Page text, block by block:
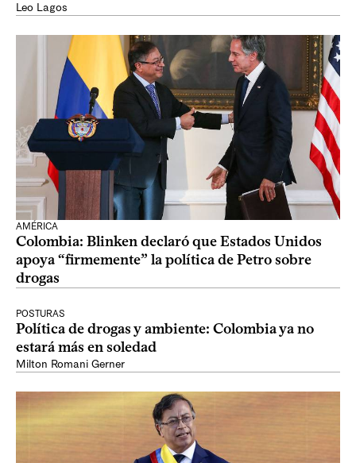
Leo Lagos
AMÉRICA
Colombia: Blinken declaró que Estados Unidos
apoya “firmemente” la política de Petro sobre
drogas
POSTURAS
Política de drogas y ambiente: Colombia ya no
estará más en soledad
Milton Romani Gerner